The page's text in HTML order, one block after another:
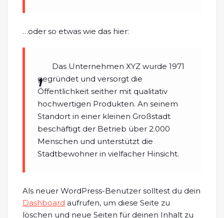
…oder so etwas wie das hier:
Das Unternehmen XYZ wurde 1971
gegründet und versorgt die
Öffentlichkeit seither mit qualitativ
hochwertigen Produkten. An seinem
Standort in einer kleinen Großstadt
beschäftigt der Betrieb über 2.000
Menschen und unterstützt die
Stadtbewohner in vielfacher Hinsicht.
Als neuer WordPress-Benutzer solltest du dein
Dashboard aufrufen, um diese Seite zu
löschen und neue Seiten für deinen Inhalt zu